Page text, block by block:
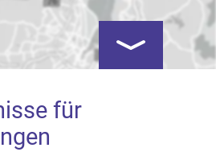
Kartenansicht
für